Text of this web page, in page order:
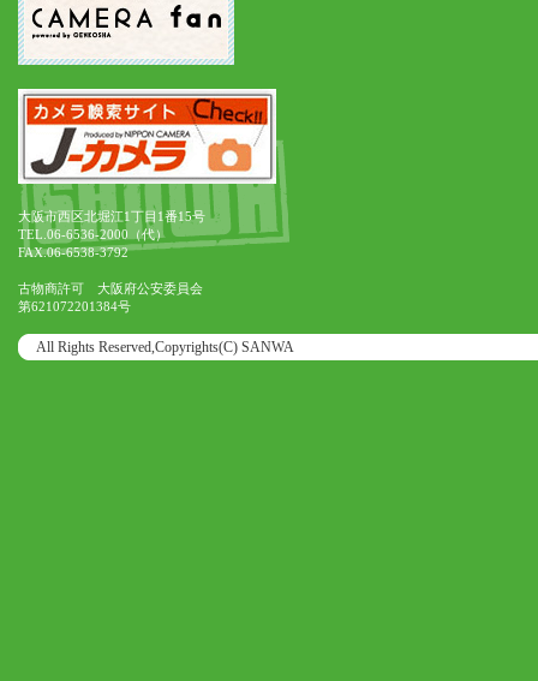
大阪市西区北堀江1丁目1番15号
TEL.06-6536-2000（代）
FAX.06-6538-3792
古物商許可 大阪府公安委員会
第621072201384号
All Rights Reserved,Copyrights(C) SANWA